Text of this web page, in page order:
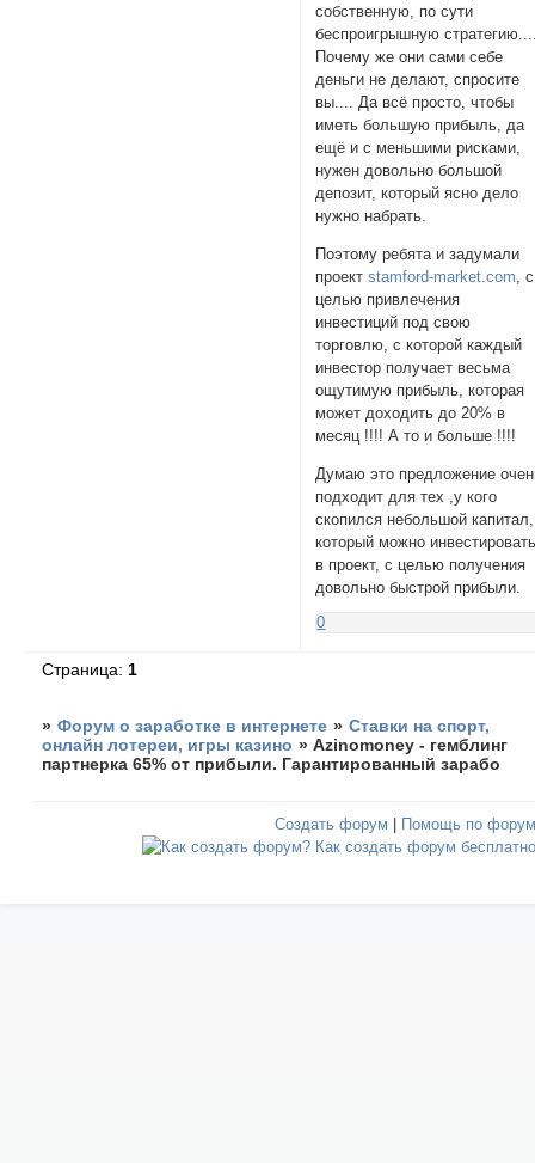
собственную, по сути
беспроигрышную
Почему же они сами себе
деньги не делают, спросите
вы.... Да всё просто, чтобы
иметь большую прибыль, да
ещё и с меньшими рисками,
нужен довольно большой
депозит, который ясно дело
нужно набрать.
Поэтому ребята и задумали
проектstamford-market.com , с
целью привлечения
инвестиций под свою
торговлю, с которой каждый
инвестор получает весьма
ощутимую прибыль, которая
может доходить до 20% в
месяц !!!! А то и больше !!!!
Думаю это предложение
подходит для тех ,у кого
скопился небольшой капитал,
который можно
в проект, с целью получения
довольно быстрой прибыли.
0
Страница: 1
» Форум о заработке в интернете » Ставки на спорт,
онлайн лотереи, игры казино »Azinomoney - гемблинг
партнерка 65% от прибыли. Гарантированный зарабо
Создать форум Помощь по